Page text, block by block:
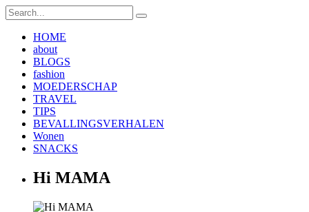
HOME
about
BLOGS
fashion
MOEDERSCHAP
TRAVEL
TIPS
BEVALLINGSVERHALEN
Wonen
SNACKS
Hi MAMA